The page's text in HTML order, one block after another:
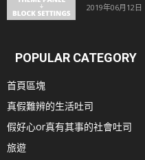
2019年06月12日
POPULAR CATEGORY
首頁區塊
真假難辨的生活吐司
假好心or真有其事的社會吐司
旅遊